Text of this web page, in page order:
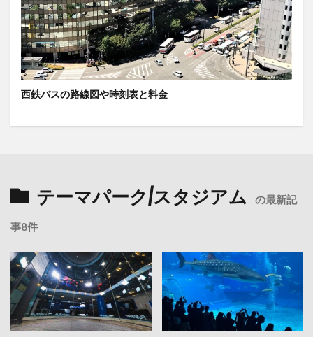
西鉄バスの路線図や時刻表と料金
テーマパーク/スタジアム の最新記
事8件